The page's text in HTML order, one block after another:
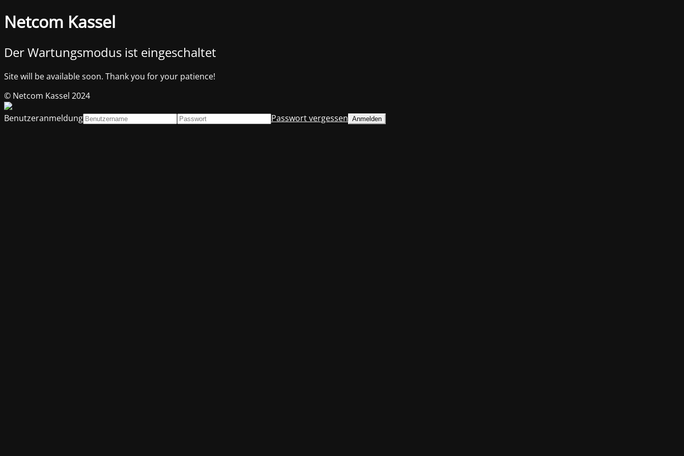
Netcom Kassel
Der Wartungsmodus ist eingeschaltet
Site will be available soon. Thank you for your patience!
© Netcom Kassel 2024
Benutzeranmeldung
Passwort vergessen